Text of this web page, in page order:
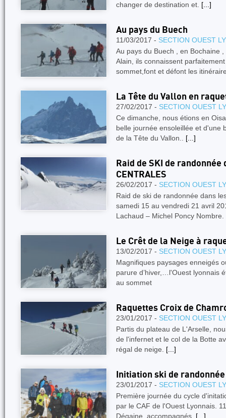
changer de destination et. [...]
Au pays du Buech
11/03/2017 - SECTION OUEST
Au pays du Buech , en Bochaine
Alain, ils connaissent
sommet,font et défont les
La Tête du Vallon en
27/02/2017 - SECTION OUEST
Ce dimanche, nous étions en
belle journée ensoleillée et d'une
de la Tête du Vallon.. [...]
Raid de SKI de randonnée
CENTRALES
26/02/2017 - SECTION OUEST
Raid de ski de randonnée dans
samedi 15 au vendredi 21 avril
Lachaud – Michel Poncy Nombre.
Le Crêt de la Neige à
13/02/2017 - SECTION OUEST
Magnifiques paysages enneigés
parure d’hiver,…l'Ouest lyonnais
au sommet
Raquettes Croix de
23/01/2017 - SECTION OUEST
Partis du plateau de L'Arselle,
de l'infernet et le col de la Botte
régal de neige. [...]
Initiation ski de
23/01/2017 - SECTION OUEST
Première journée du cycle
par le CAF de l'Ouest Lyonnais.
Dégaine, accompagnés. [...]